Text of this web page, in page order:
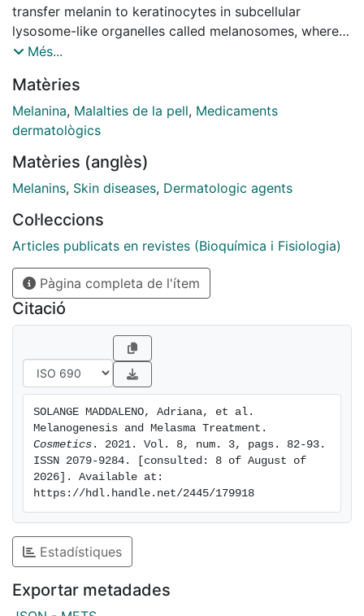
transfer melanin to keratinocytes in subcellular
lysosome-like organelles called melanosomes, where
melanin is synthesised and stored. Melanin is a
photoprotection to the skin, hair, and eyes of
mammals. The regulation of melanogenesis includes
various mechanisms and factors including genetic,
the pigmentation process is important not only to
understand hyperpigmentation but also to design
cosmetics with anti-melanogenesis activity are very
popular. In the present manuscript, we review the
mechanisms and the signalling pathways involved in
skin pigmentation and we specifically focus on the
alteration of melanogenesis that leads to melasma and
results in hyperpigmentation. Finally, current therapies
and treatments including topical, oral, and
phototherapies are discussed and described, with a
special emphasis on the cosmetics' action.
Més...
Matèries
Melanina, Malalties de la pell, Medicaments
dermatològics
Matèries (anglès)
Melanins, Skin diseases, Dermatologic agents
Col·leccions
Articles publicats en revistes (Bioquímica i Fisiologia)
Pàgina completa de l'ítem
Citació
SOLANGE MADDALENO, Adriana, et al.
Cosmetics . 2021. Vol. 8, num. 3, pags. 82-93.
ISSN 2079-9284. [consulted: 8 of August of
2026]. Available at:
https://hdl.handle.net/2445/179918
Estadístiques
Exportar metadades